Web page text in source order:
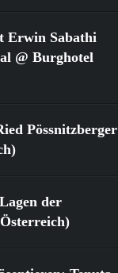
Erwin Sabathi
@ Burghotel
Pössnitzberger
der